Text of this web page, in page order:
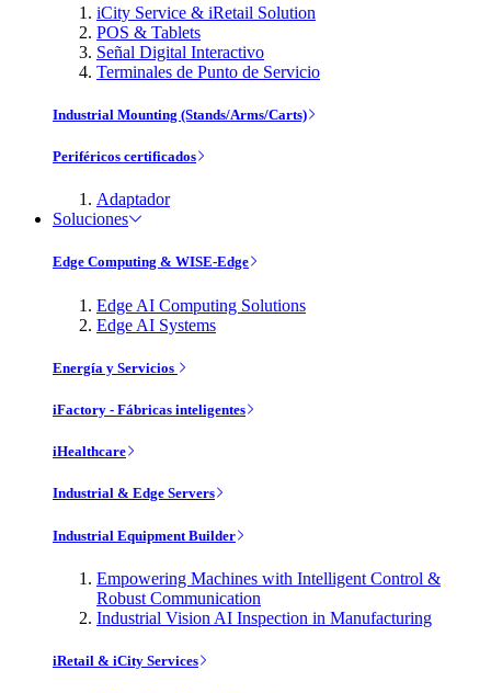
iCity Service & iRetail Solution
POS & Tablets
Señal Digital Interactivo
Terminales de Punto de Servicio
Industrial Mounting (Stands/Arms/Carts)
Periféricos certificados
Adaptador
Soluciones
Edge Computing & WISE-Edge
Edge AI Computing Solutions
Edge AI Systems
Energía y Servicios
iFactory - Fábricas inteligentes
iHealthcare
Industrial & Edge Servers
Industrial Equipment Builder
Empowering Machines with Intelligent Control &
Robust Communication
Industrial Vision AI Inspection in Manufacturing
iRetail & iCity Services